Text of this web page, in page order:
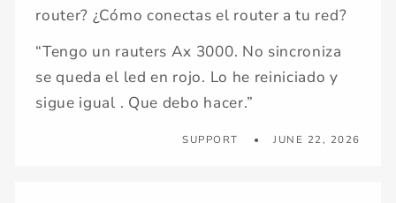
router? ¿Cómo conectas el router a tu red?
“Tengo un rauters Ax 3000. No sincroniza
se queda el led en rojo. Lo he reiniciado y
sigue igual . Que debo hacer.”
SUPPORT JUNE 22, 2026